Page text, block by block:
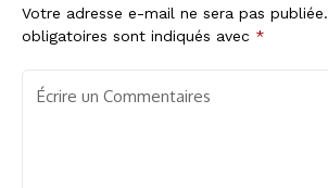
Votre adresse e-mail ne sera pas publiée.
obligatoires sont indiqués avec *